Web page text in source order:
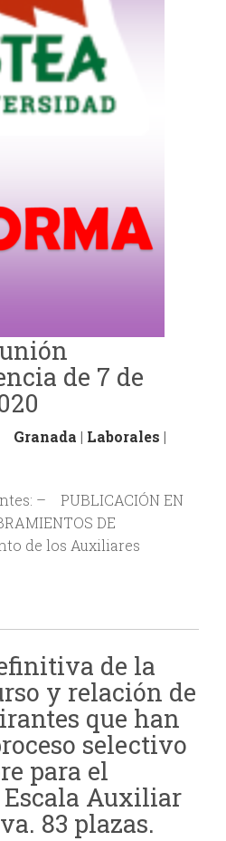
de 7 de
Granada | Laborales |
– PUBLICACIÓN EN
DE
de los Auxiliares
de la
y relación de
que han
selectivo
para el
Auxiliar
83 plazas.